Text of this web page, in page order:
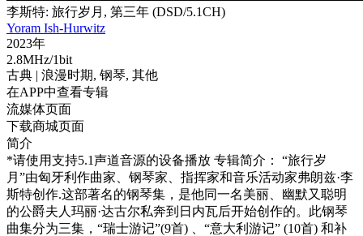
李斯特: 旅行岁月, 第三年 (DSD/5.1CH)
Yoram Ish-Hurwitz
2023年
2.8MHz/1bit
古典 | 浪漫时期, 钢琴, 其他
在APP中查看专辑
流媒体页面
下载商城页面
简介
*请使用支持5.1声道音源的设备播放 专辑简介： “旅行岁
月”由匈牙利作曲家、钢琴家、指挥家和音乐活动家弗朗兹·李
斯特创作.这部著名的钢琴集，是他同一名美丽、幽默又聪明
的公爵夫人玛丽·达古尔私奔到日内瓦后开始创作的。此钢琴
曲集分为三集，“瑞士游记”(9首) 、“意大利游记” (10首) 和补